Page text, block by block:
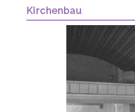
Kirchenbau